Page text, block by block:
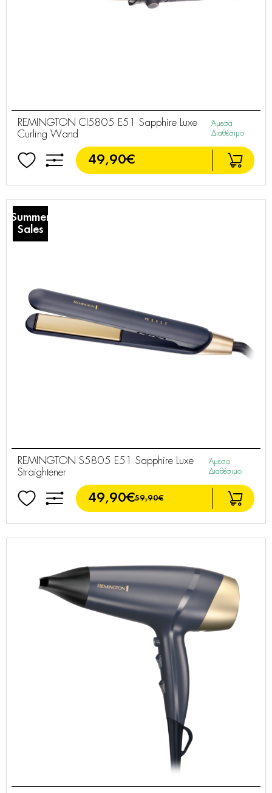
REMINGTON CI5805 E51 Sapphire Luxe
Curling Wand
Άμεσα
Διαθέσιμο
49,90€
Summer
Sales
REMINGTON S5805 E51 Sapphire Luxe
Straightener
Άμεσα
Διαθέσιμο
49,90€59,90€